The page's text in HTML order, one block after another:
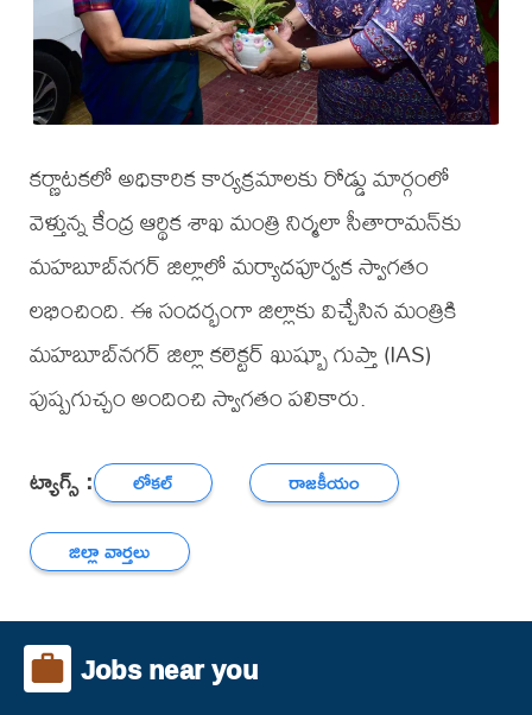
కర్ణాటకలో అధికారిక కార్యక్రమాలకు రోడ్డు మార్గంలో
వెళ్తున్న కేంద్ర ఆర్థిక శాఖ మంత్రి నిర్మలా సీతారామన్‌కు
మహబూబ్‌నగర్ జిల్లాలో మర్యాదపూర్వక స్వాగతం
లభించింది. ఈ సందర్భంగా జిల్లాకు విచ్చేసిన మంత్రికి
మహబూబ్‌నగర్ జిల్లా కలెక్టర్ ఖుష్బూ గుప్తా (IAS)
పుష్పగుచ్చం అందించి స్వాగతం పలికారు.
ట్యాగ్స్ : లోకల్
రాజకీయం
జిల్లా వార్తలు
Jobs near you